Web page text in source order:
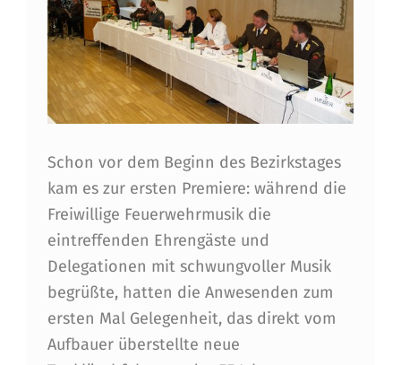
E
B
E
R
B
E
I
M
4
3
.
Schon vor dem Beginn des Bezirkstages
kam es zur ersten Premiere: während die
Freiwillige Feuerwehrmusik die
eintreffenden Ehrengäste und
Delegationen mit schwungvoller Musik
begrüßte, hatten die Anwesenden zum
ersten Mal Gelegenheit, das direkt vom
Aufbauer überstellte neue